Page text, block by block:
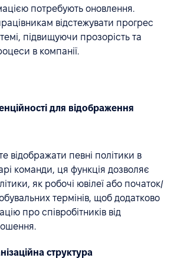
потребують оновлення.
відстежувати прогрес
підвищуючи прозорість та
в компанії.
для відображення
відображати певні політики в
команди, ця функція дозволяє
як робочі ювілеї або початок/
термінів, щоб додатково
про співробітників від
структура